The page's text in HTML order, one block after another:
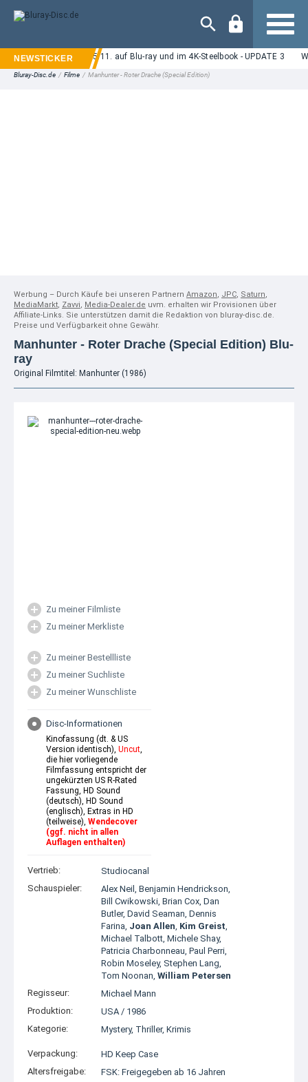
Navigation
im Kino: Ab 05.11. auf Blu-ray und im 4K-Steelbook - UPDATE 3
Bluray-Disc.de / Filme / Manhunter - Roter Drache (Special Edition)
Werbung – Durch Käufe bei unseren Partnern Amazon, JPC, Saturn,
MediaMarkt, Zavvi, Media-Dealer.de uvm. erhalten wir Provisionen über
Affiliate-Links. Sie unterstützen damit die Redaktion von bluray-disc.de.
Preise und Verfügbarkeit ohne Gewähr.
Manhunter - Roter Drache (Special Edition) Blu-
ray
Original Filmtitel: Manhunter (1986)
Zu meiner Filmliste
Zu meiner Merkliste
Zu meiner Bestellliste
Zu meiner Suchliste
Zu meiner Wunschliste
Disc-Informationen
Kinofassung (dt. & US
Version identisch), Uncut,
die hier vorliegende
Filmfassung entspricht der
ungekürzten US R-Rated
Fassung, HD Sound
(deutsch), HD Sound
(englisch), Extras in HD
(teilweise), Wendecover
(ggf. nicht in allen
Auflagen enthalten)
Vertrieb:
Studiocanal
Schauspieler:
Alex Neil , Benjamin Hendrickson,
Bill Cwikowski, Brian Cox, Dan
Butler, David Seaman, Dennis
Farina, Joan Allen, Kim Greist,
Michael Talbott, Michele Shay,
Patricia Charbonneau, Paul Perri,
Robin Moseley, Stephen Lang,
Tom Noonan, William Petersen
Regisseur:
Michael Mann
Produktion:
USA/ 1986
Kategorie:
Mystery, Thriller, Krimis
Verpackung:
HD Keep Case
Altersfreigabe:
FSK: Freigegeben ab 16 Jahren